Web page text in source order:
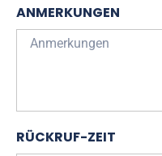
ANMERKUNGEN
RÜCKRUF-ZEIT